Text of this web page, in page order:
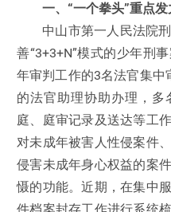
一、“一个拳头”重点
中山市第一人民法院
善“3+3+N”模式的少年刑
年审判工作的3名法官集中
的法官助理协助办理，
庭、庭审记录及送达等工
对未成年被害人性侵案件
侵害未成年身心权益的案
慑的功能。近期，在集中